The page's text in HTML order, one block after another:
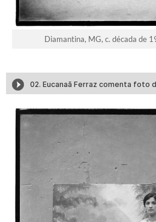
Diamantina, MG, c. década de